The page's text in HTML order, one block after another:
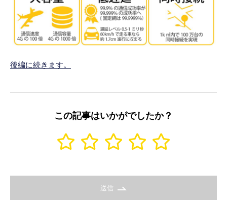
後編に続きます。
この記事はいかがでしたか？
送信